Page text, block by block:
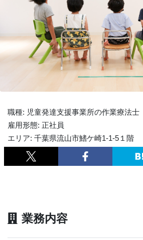
職種: 児童発達支援事業所の作業療法士
雇用形態: 正社員
エリア: 千葉県流山市鰭ケ崎1-1-5１階
業務内容